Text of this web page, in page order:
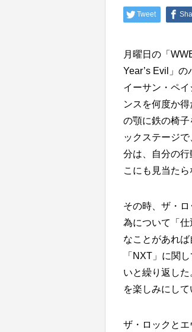
Tweet
月曜日の「
Year’s Evil」
イーサン・ペ
ンスを何度か
の顎に鉄の椅
ックステージ
分は、自分の
こにも見当たら
その時、ザ・
為について「
なことがあれ
「NXT」に関
いと繰り返し
を楽しみにし
ザ・ロックと